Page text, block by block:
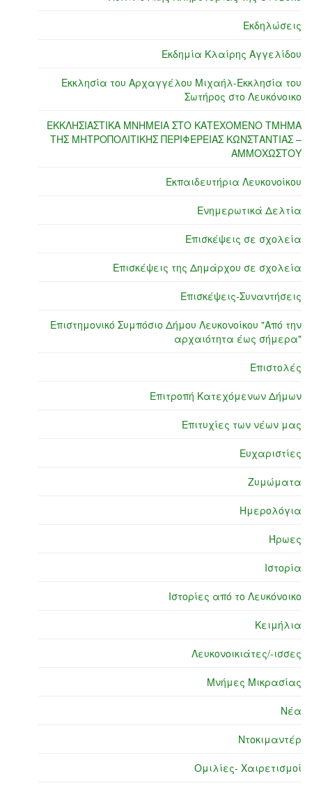
Εκδηλώσεις
Εκδημία Κλαίρης Αγγελίδου
Εκκλησία του Αρχαγγέλου Μιχαήλ-Εκκλησία του
Σωτήρος στο Λευκόνοικο
ΕΚΚΛΗΣΙΑΣΤΙΚΑ ΜΝΗΜΕΙΑ ΣΤΟ ΚΑΤΕΧΟΜΕΝΟ ΤΜΗΜΑ
ΤΗΣ ΜΗΤΡΟΠΟΛΙΤΙΚΗΣ ΠΕΡΙΦΕΡΕΙΑΣ ΚΩΝΣΤΑΝΤΙΑΣ –
ΑΜΜΟΧΩΣΤΟΥ
Εκπαιδευτήρια Λευκονοίκου
Ενημερωτικά Δελτία
Επισκέψεις σε σχολεία
Επισκέψεις της Δημάρχου σε σχολεία
Επισκέψεις-Συναντήσεις
Επιστημονικό Συμπόσιο Δήμου Λευκονοίκου "Από την
αρχαιότητα έως σήμερα"
Επιστολές
Επιτροπή Κατεχόμενων Δήμων
Επιτυχίες των νέων μας
Ευχαριστίες
Ζυμώματα
Ημερολόγια
Ήρωες
Ιστορία
Ιστορίες από το Λευκόνοικο
Κειμήλια
Λευκονοικιάτες/-ισσες
Μνήμες Μικρασίας
Νέα
Ντοκιμαντέρ
Ομιλίες- Χαιρετισμοί